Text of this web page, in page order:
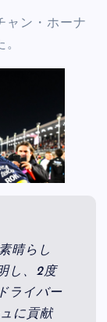
ャン・ホーナ
晴らし
し、2度
ライバー
に貢献